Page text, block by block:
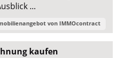
...
von IMMOcontract
kaufen